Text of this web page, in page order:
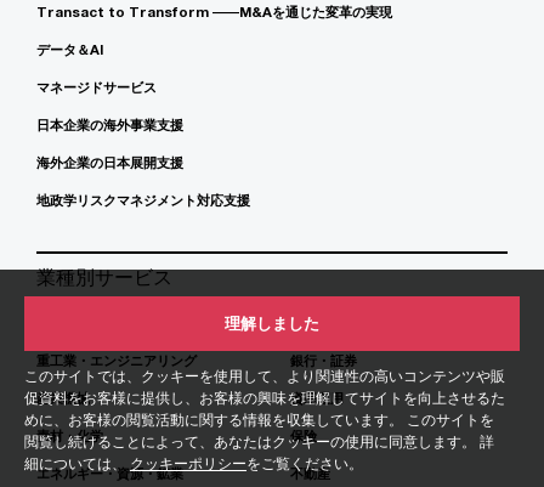
このサイトでは、クッキーを使用して、より関連性の高いコンテンツや販
促資料をお客様に提供し、お客様の興味を理解してサイトを向上させるた
めに、お客様の閲覧活動に関する情報を収集しています。 このサイトを
閲覧し続けることによって、あなたはクッキーの使用に同意します。 詳
細については、 クッキーポリシーをご覧ください。
理解しました
Transact to Transform ――M&Aを通じた変革の実現
データ＆AI
マネージドサービス
日本企業の海外事業支援
海外企業の日本展開支援
地政学リスクマネジメント対応支援
業種別サービス
重工業・エンジニアリング
産業機械
素材・化学
エネルギー・資源・鉱業
金融サービス
銀行・証券
資産運用
保険
不動産